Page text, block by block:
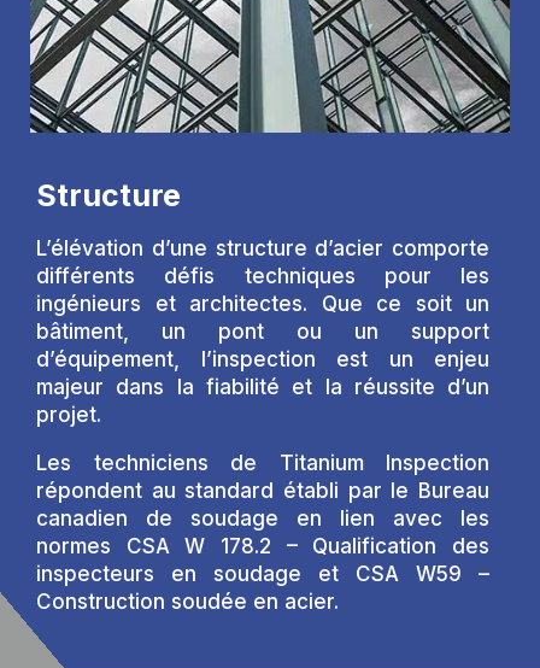
Structure
L’élévation d’une structure d’acier comporte
différents défis techniques pour les
ingénieurs et architectes. Que ce soit un
bâtiment, un pont ou un support
d’équipement, l’inspection est un enjeu
majeur dans la fiabilité et la réussite d’un
projet.
Les techniciens de Titanium Inspection
répondent au standard établi par le Bureau
canadien de soudage en lien avec les
normes CSA W 178.2 – Qualification des
inspecteurs en soudage et CSA W59 –
Construction soudée en acier.